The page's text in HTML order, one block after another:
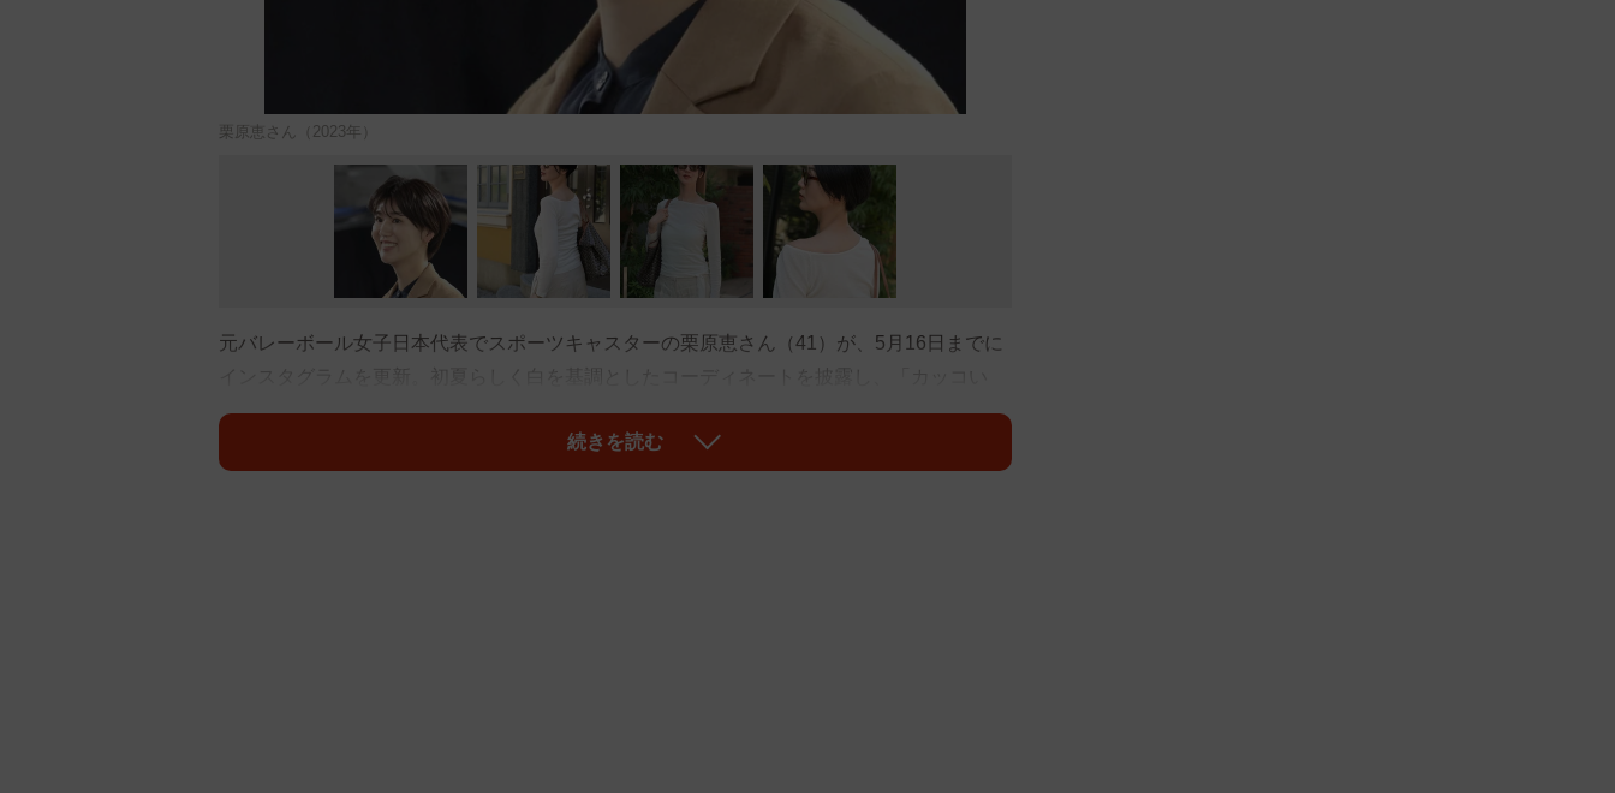
栗原恵さん（2023年）
元バレーボール女子日本代表でスポーツキャスターの栗原恵さん（41）が、5月16日までに
い！」「モデルさんよりモデル」など大きな反響を呼んでいます。
栗原さんは「日差しも強くなってきて、白がより映える季節になりましたね」とつづり、ワ
続きを読む